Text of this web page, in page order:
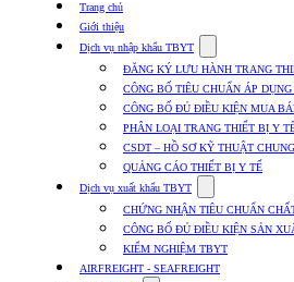
Trang chủ
Giới thiệu
Dịch vụ nhập khẩu TBYT
submenu
for
Dịch
vụ
nhập
khẩu
TBYT
ĐĂNG KÝ LƯU HÀNH TRANG
CÔNG BỐ TIÊU CHUẨN ÁP
CÔNG BỐ ĐỦ ĐIỀU KIỆN MUA
PHÂN LOẠI TRANG THIẾT BỊ Y
CSDT – HỒ SƠ KỸ THUẬT
QUẢNG CÁO THIẾT BỊ Y TẾ
Dịch vụ xuất khẩu TBYT
submenu
for
Dịch
vụ
xuất
CHỨNG NHẬN TIÊU CHUẨN
CÔNG BỐ ĐỦ ĐIỀU KIỆN SẢN
KIỂM NGHIỆM TBYT
AIRFREIGHT - SEAFREIGHT